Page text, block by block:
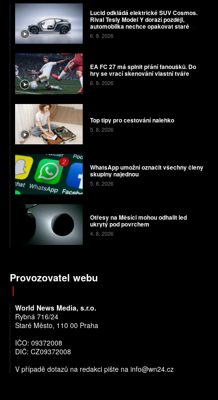
Lucid odkládá elektrické SUV Cosmos.
Rival Tesly Model Y dorazí později,
automobilka nechce opakovat staré
chyby
6. 8. 2026
EA FC 27 má splnit přání fanoušků. Do
hry se vrací skenování vlastní tváře
6. 8. 2026
Top tipy pro cestování nalehko
5. 8. 2026
WhatsApp umožní označit všechny členy
skupiny najednou
5. 8. 2026
Otřesy na Měsíci mohou odhalit led
ukrytý pod povrchem
4. 8. 2026
Provozovatel webu
World News Media, s.r.o.
Rybná 716/24
Staré Město, 110 00 Praha
IČO: 09372008
DIČ: CZ09372008
V případě dotazů na redakci pište na info@wn24.cz